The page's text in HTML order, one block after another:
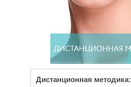
Дистанционная методика: